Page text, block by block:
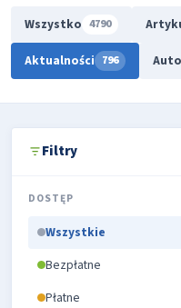
Wszystko 4790
Aktualności 796
Filtry
DOSTĘP
Wszystkie
Bezpłatne
Płatne